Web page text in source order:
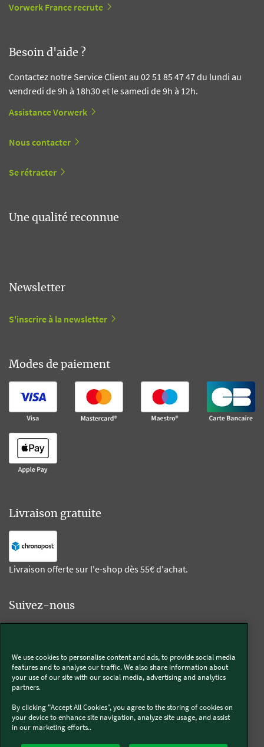
Vorwerk France recrute
Besoin d'aide ?
Contactez notre Service Client au 02 51 85 47 47 du lundi au
vendredi de 9h à 18h30 et le samedi de 9h à 12h.
Assistance Vorwerk
Nous contacter
Se rétracter
Une qualité reconnue
Newsletter
S'inscrire à la newsletter
Modes de paiement
Livraison gratuite
Livraison offerte sur l'e-shop dès 55€ d'achat.
Suivez-nous
Thermomix®
We use cookies to personalise content and ads, to provide social media
features and to analyse our traffic. We also share information about
your use of our site with our social media, advertising and analytics
partners.
By clicking "Accept All Cookies", you agree to the storing of cookies on
your device to enhance site navigation, analyze site usage, and assist
in our marketing efforts..